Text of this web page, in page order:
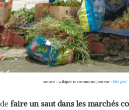
source : wikipedia commons | auteur : Filo gèn’
faire un saut dans les marchés